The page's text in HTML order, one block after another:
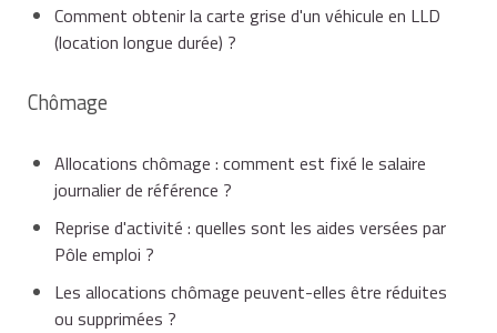
Comment obtenir la carte grise d'un véhicule en LLD
(location longue durée) ?
Chômage
Allocations chômage : comment est fixé le salaire
journalier de référence ?
Reprise d'activité : quelles sont les aides versées par
Pôle emploi ?
Les allocations chômage peuvent-elles être réduites
ou supprimées ?